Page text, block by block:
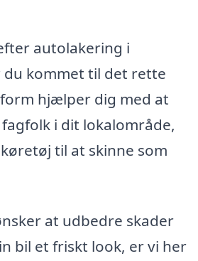
autolakering i
du kommet til det rette
hjælper dig med at
i dit lokalområde,
til at skinne som
at udbedre skader
bil et friskt look, er vi her